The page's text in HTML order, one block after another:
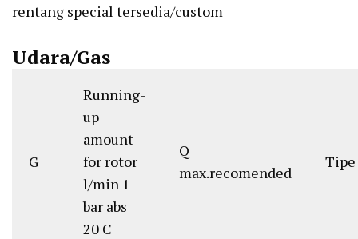
rentang special tersedia/custom
Udara/Gas
G
Running-
up
amount
for rotor
l/min 1
bar abs
20 C
Q
max.recomended
Tipe